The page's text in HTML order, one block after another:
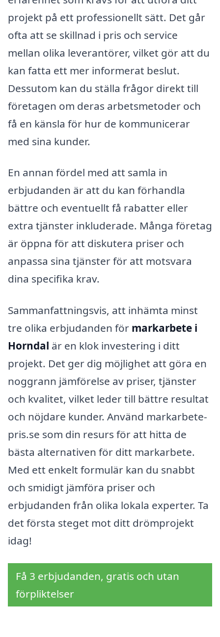
projekt på ett professionellt sätt. Det går
ofta att se skillnad i pris och service
mellan olika leverantörer, vilket gör att du
kan fatta ett mer informerat beslut.
Dessutom kan du ställa frågor direkt till
företagen om deras arbetsmetoder och
få en känsla för hur de kommunicerar
med sina kunder.
En annan fördel med att samla in
erbjudanden är att du kan förhandla
bättre och eventuellt få rabatter eller
extra tjänster inkluderade. Många företag
är öppna för att diskutera priser och
anpassa sina tjänster för att motsvara
dina specifika krav.
Sammanfattningsvis, att inhämta minst
tre olika erbjudanden för markarbete i
Horndal är en klok investering i ditt
projekt. Det ger dig möjlighet att göra en
noggrann jämförelse av priser, tjänster
och kvalitet, vilket leder till bättre resultat
och nöjdare kunder. Använd markarbete-
pris.se som din resurs för att hitta de
bästa alternativen för ditt markarbete.
Med ett enkelt formulär kan du snabbt
och smidigt jämföra priser och
erbjudanden från olika lokala experter. Ta
det första steget mot ditt drömprojekt
idag!
Få 3 erbjudanden, gratis och utan
förpliktelser